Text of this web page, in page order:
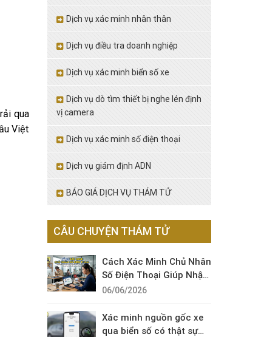
qua
Việt
Dịch vụ xác minh nhân thân
Dịch vụ điều tra doanh nghiệp
Dịch vụ xác minh biển số xe
Dịch vụ dò tìm thiết bị nghe lén định
vị camera
Dịch vụ xác minh số điện thoại
Dịch vụ giám định ADN
BÁO GIÁ DỊCH VỤ THÁM TỬ
CÂU CHUYỆN THÁM TỬ
Cách Xác Minh Chủ Nhân
Số Điện Thoại Giúp Nhận
Diện Cuộc Gọi Đáng Ngờ
06/06/2026
Xác minh nguồn gốc xe
qua biển số có thật sự